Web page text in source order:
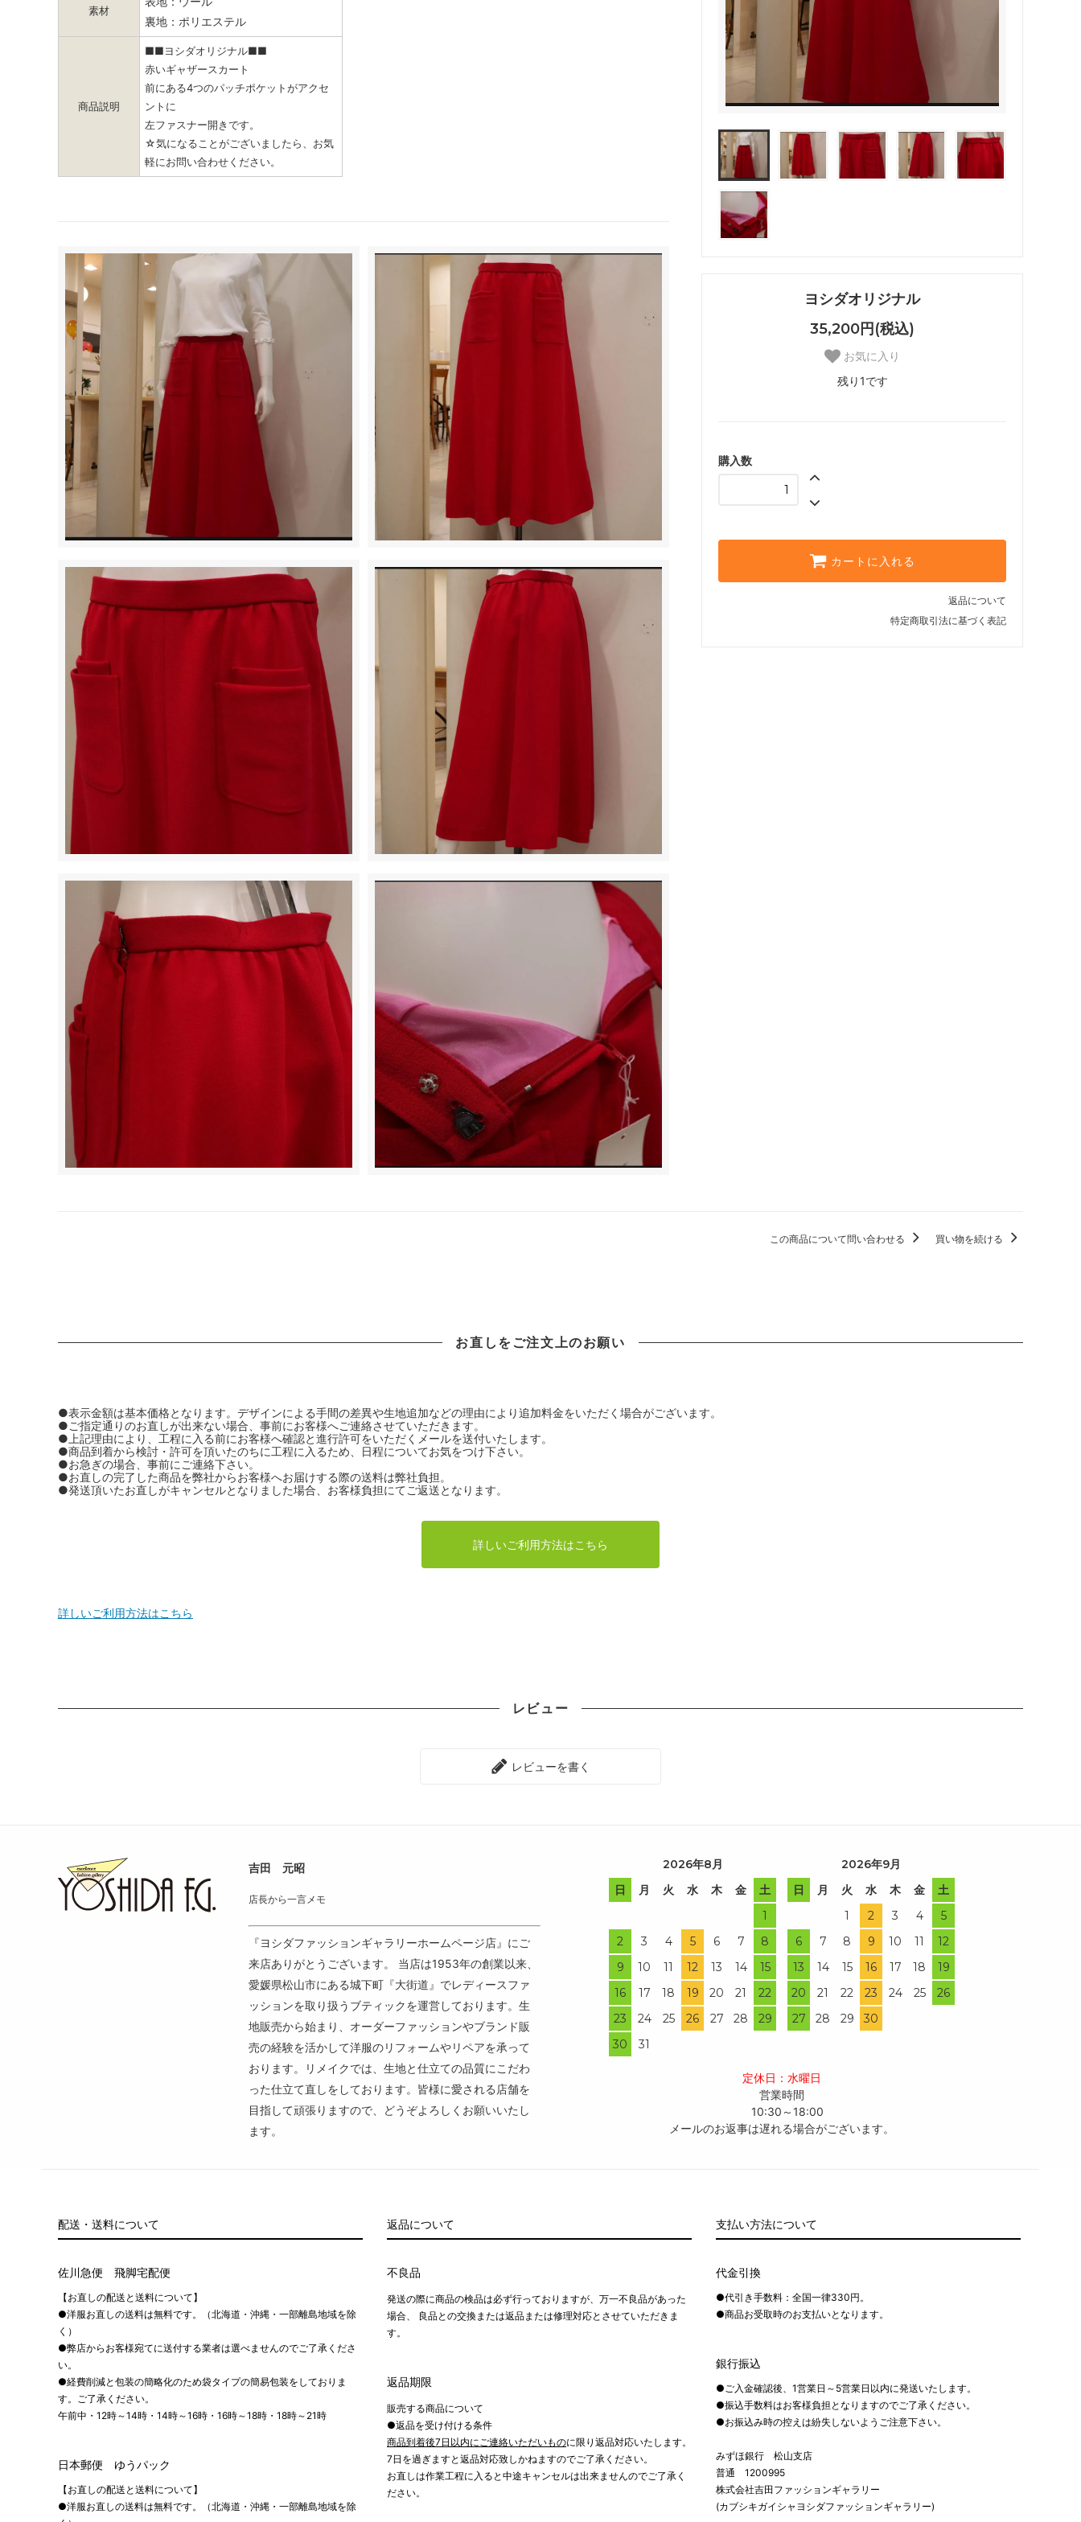
ヨシダオリジナル
35,200円(税込)
お気に入り
残り1です
購入数
カートに入れる
返品について
特定商取引法に基づく表記
素材
裏地：ポリエステル
商品説明
■■ヨシダオリジナル■■
赤いギャザースカート
前にある4つのパッチポケットがアクセ
ントに
左ファスナー開きです。
☆気になることがございましたら、お気
軽にお問い合わせください。
この商品について問い合わせる 買い物を続ける
お直しをご注文上のお願い
●表示金額は基本価格となります。デザインによる手間の差異や生地追加などの理由により追加料金をいただく場合がございます。
●ご指定通りのお直しが出来ない場合、事前にお客様へご連絡させていただきます。
●上記理由により、工程に入る前にお客様へ確認と進行許可をいただくメールを送付いたします。
●商品到着から検討・許可を頂いたのちに工程に入るため、日程についてお気をつけ下さい。
●お急ぎの場合、事前にご連絡下さい。
●お直しの完了した商品を弊社からお客様へお届けする際の送料は弊社負担。
●発送頂いたお直しがキャンセルとなりました場合、お客様負担にてご返送となります。
詳しいご利用方法はこちら
詳しいご利用方法はこちら
レビュー
レビューを書く
吉田 元昭
店長から一言メモ
『ヨシダファッションギャラリーホームページ店』にご
来店ありがとうございます。 当店は1953年の創業以来、
愛媛県松山市にある城下町『大街道』でレディースファ
ッションを取り扱うブティックを運営しております。生
地販売から始まり、オーダーファッションやブランド販
売の経験を活かして洋服のリフォームやリペアを承って
おります。リメイクでは、生地と仕立ての品質にこだわ
った仕立て直しをしております。皆様に愛される店舗を
目指して頑張りますので、どうぞよろしくお願いいたし
ます。
2026年8月
日
月 火 水 木 金
土
1
2
3 4 5 6 7
8
9
10 11 12 13 14
15
16
17 18 19 20 21
22
23
24 25 26 27 28
29
30
31
2026年9月
日
月 火 水 木 金
土
1
2 3 4
5
6
7 8 9 10 11
12
13
14 15 16 17 18
19
20
21 22 23 24 25
26
27
28 29 30
定休日：水曜日
営業時間
10:30～18:00
メールのお返事は遅れる場合がございます。
配送・送料について
佐川急便 飛脚宅配便
【お直しの配送と送料について】
●洋服お直しの送料は無料です。（北海道・沖縄・一部離島地域を除
く）
●弊店からお客様宛てに送付する業者は選べませんのでご了承くださ
い。
●経費削減と包装の簡略化のため袋タイプの簡易包装をしておりま
す。ご了承ください。
午前中・12時～14時・14時～16時・16時～18時・18時～21時
日本郵便 ゆうパック
【お直しの配送と送料について】
●洋服お直しの送料は無料です。（北海道・沖縄・一部離島地域を除
返品について
不良品
発送の際に商品の検品は必ず行っておりますが、万一不良品があった
場合、 良品との交換または返品または修理対応とさせていただきま
す。
返品期限
販売する商品について
●返品を受け付ける条件
商品到着後7日以内にご連絡いただいものに限り返品対応いたします。
7日を過ぎますと返品対応致しかねますのでご了承ください。
お直しは作業工程に入ると中途キャンセルは出来ませんのでご了承く
ださい。
支払い方法について
代金引換
●代引き手数料：全国一律330円。
●商品お受取時のお支払いとなります。
銀行振込
●ご入金確認後、1営業日～5営業日以内に発送いたします。
●振込手数料はお客様負担となりますのでご了承ください。
●お振込み時の控えは紛失しないようご注意下さい。
みずほ銀行 松山支店
普通 1200995
株式会社吉田ファッションギャラリー
(カブシキガイシャヨシダファッションギャラリー)